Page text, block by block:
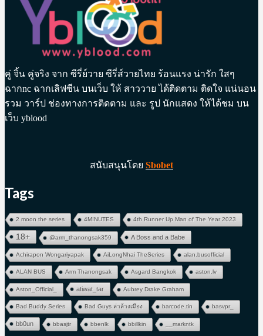
คู่ จิ้น คู่จริง จาก ซีรี่ย์วาย ซีรี่ส์วายไทย ร้อนแรง น่ารัก ใสๆ
ฉากnc ฉากเลิฟซีน บนเว็บ ให้ สาววาย ได้ติดตาม ติดใจ แน่นอน
รวม วาร์ป ช่องทางการติดตาม และ รูป นักแสดง ให้ได้ชม บน
เว็บ yblood
สนับสนุนโดย Sbobet
Tags
2 moon the series 4MINUTES 4th Runner Up Man of The Year 2023
18+ @arm_thanongsak359 A Boss and a Babe
Achirapon Wongariyapak AiLongNhai TheSeries alan.busofficial
ALAN BUS Arm Thanongsak Asgard Bangkok aston.lv
Aston_Official_ atiwat_tar Aubrey Drake Graham
Bad Buddy Series Bad Guys ล่าล้างเมือง barcode.tin basvpr_
bb0un bbasjtr bbenlk bbillkin __markntk